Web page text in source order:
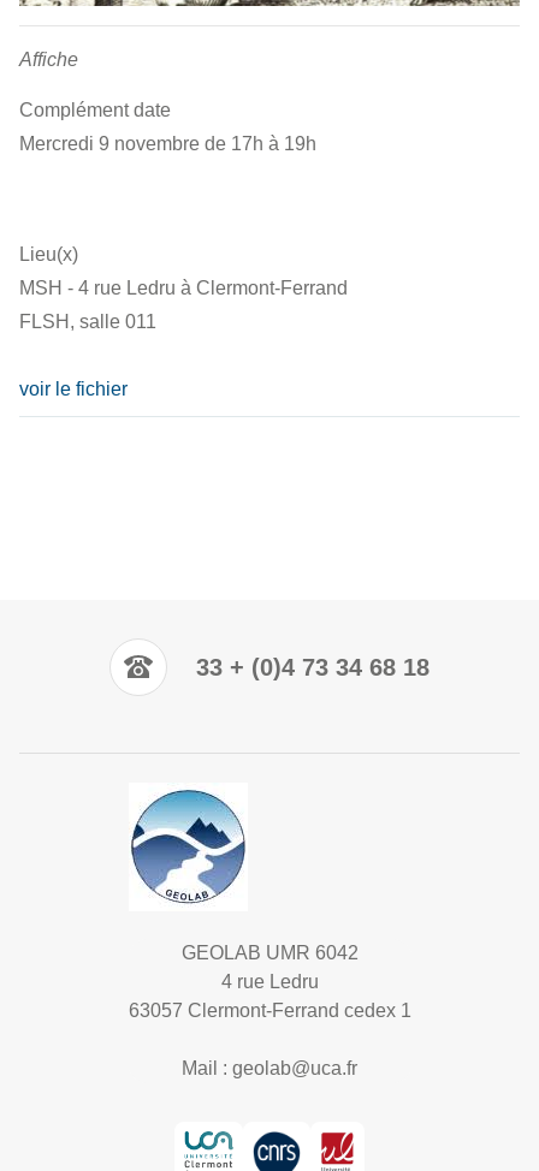
Affiche
Complément date
Mercredi 9 novembre de 17h à 19h
Lieu(x)
MSH - 4 rue Ledru à Clermont-Ferrand
FLSH, salle 011
voir le fichier
33 + (0)4 73 34 68 18
GEOLAB UMR 6042
4 rue Ledru
63057 Clermont-Ferrand cedex 1
Mail : geolab@uca.fr